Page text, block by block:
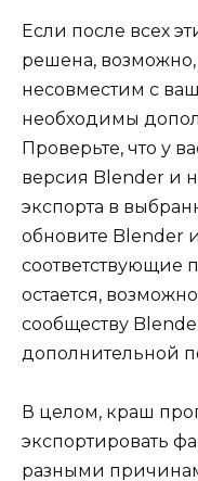
Если после всех
решена,
несовместим с
необходимы
Проверьте, что у
версия Blender и
экспорта в
обновите Blender
соответствующие
остается,
сообществу
дополнительной
В целом, краш
экспортировать
разными